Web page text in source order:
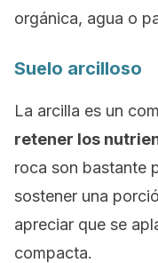
orgánica, agua o
Suelo arcilloso
La arcilla es un
retener los
roca son bastante
sostener una
apreciar que se
compacta.